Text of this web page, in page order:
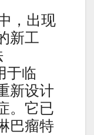
，出现
新工
于临
新设计
。它已
巴瘤特